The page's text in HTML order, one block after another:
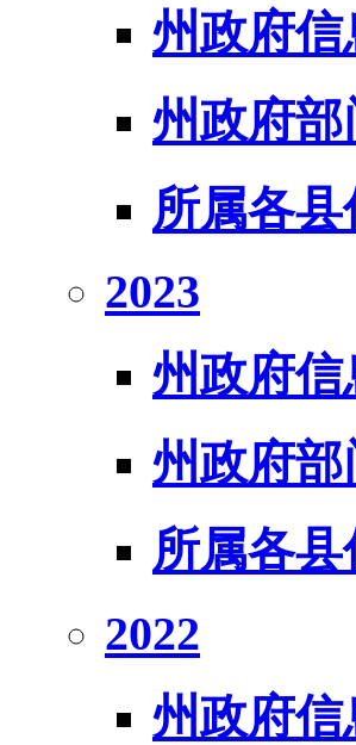
州政府
州政府
所属各
2023
州政府
州政府
所属各
2022
州政府